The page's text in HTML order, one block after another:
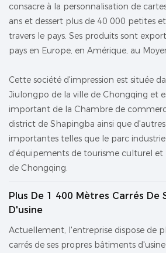
consacre à la personnalisation de
ans et dessert plus de 40 000 petites
travers le pays. Ses produits sont
pays en Europe, en Amérique, au
Cette société d'impression est située
Jiulongpo de la ville de Chongqing et
important de la Chambre de
district de Shapingba ainsi que
importantes telles que le parc
d'équipements de tourisme culturel
de Chongqing.
Plus De 1 400 Mètres Carrés De
D'usine
Actuellement, l'entreprise dispose de
carrés de ses propres bâtiments